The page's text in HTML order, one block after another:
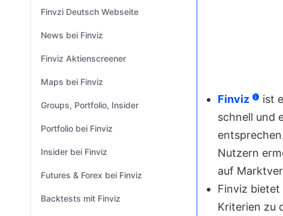
Finviz
ist
schnell und
Nutzern
auf
Finviz bietet
Kriterien zu
Finvzi Deutsch Webseite
News bei Finviz
Finviz Aktienscreener
Maps bei Finviz
Groups, Portfolio, Insider
Portfolio bei Finviz
Insider bei Finviz
Futures & Forex bei Finviz
Backtests mit Finviz